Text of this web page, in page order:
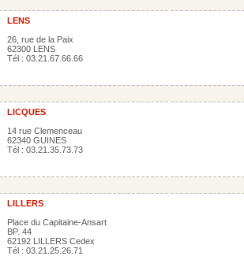
LENS
26, rue de la Paix
62300 LENS
Tél : 03.21.67.66.66
LICQUES
14 rue Clemenceau
62340 GUINES
Tél : 03.21.35.73.73
LILLERS
Place du Capitaine-Ansart
BP. 44
62192 LILLERS Cedex
Tél : 03.21.25.26.71